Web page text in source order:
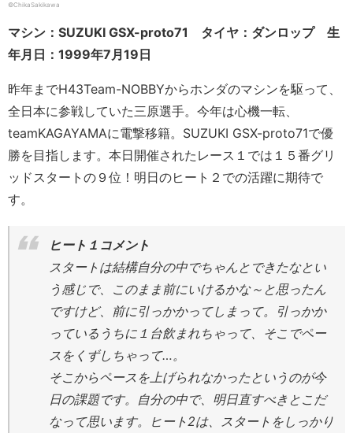
©ChikaSakikawa
マシン：SUZUKI GSX-proto71 タイヤ：ダンロップ 生
年月日：1999年7月19日
昨年までH43Team-NOBBYからホンダのマシンを駆って、
全日本に参戦していた三原選手。今年は心機一転、
teamKAGAYAMAに電撃移籍。SUZUKI GSX-proto71で優
勝を目指します。本日開催されたレース１では１５番グリ
ッドスタートの９位！明日のヒート２での活躍に期待で
す。
ヒート１コメント
スタートは結構自分の中でちゃんとできたなとい
う感じで、このまま前にいけるかな～と思ったん
ですけど、前に引っかかってしまって。引っかか
っているうちに１台飲まれちゃって、そこでペー
スをくずしちゃって…。
そこからペースを上げられなかったというのが今
日の課題です。自分の中で、明日直すべきとこだ
なって思います。ヒート2は、スタートをしっかり